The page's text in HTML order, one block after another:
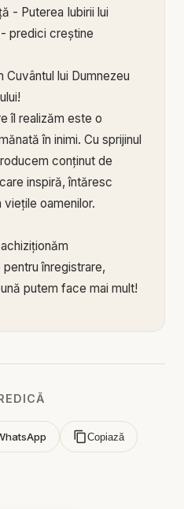
- Puterea Iubirii lui
predici creștine
Cuvântul lui Dumnezeu
îl realizăm este o
în inimi. Cu sprijinul
conținut de
inspiră, întăresc
viețile oamenilor.
înregistrare,
putem face mai mult!
Copiază